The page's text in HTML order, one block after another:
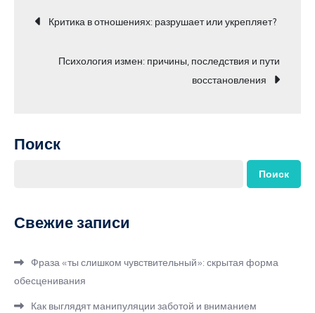
Навигация
по
Критика в отношениях: разрушает или укрепляет?
Психология измен: причины, последствия и пути
восстановления
Поиск
Поиск
Свежие записи
Фраза «ты слишком чувствительный»: скрытая форма
обесценивания
Как выглядят манипуляции заботой и вниманием